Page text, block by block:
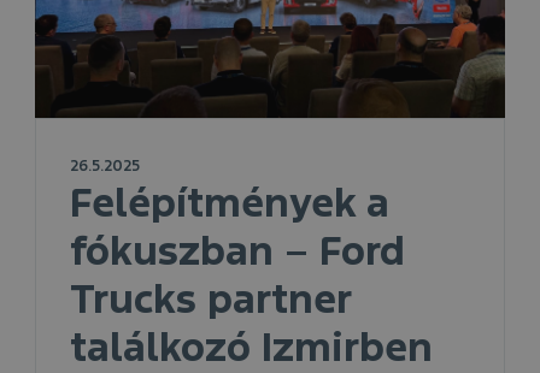
26.5.2025
Felépítmények a
fókuszban – Ford
Trucks partner
találkozó Izmirben